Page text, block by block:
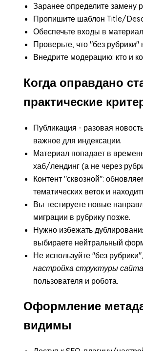
Заранее определите замену
Пропишите шаблон Title/
Обеспечьте входы в
Проверьте, что "без
Внедрите модерацию: кто и
Когда оправдано
практические
Публикация - разовая
важное для индексации.
Материал попадает в
хаб/лендинг (а не через
Контент "сквозной":
тематических веток и
Вы тестируете новые
миграции в рубрику позже.
Нужно избежать
выбираете нейтральный
Не используйте "без
настройка структуры
пользователя и робота.
Оформление
видимы